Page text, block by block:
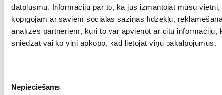
datplūsmu. Informāciju par to, kā jūs izmantojat mūsu
kopīgojam ar saviem sociālās saziņas līdzekļu,
analīzes partneriem, kuri to var apvienot ar citu informāciju,
sniedzat vai ko viņi apkopo, kad lietojat viņu pakalpojumus.
izvēle
Nepieciešams
€ 1198.00
ДОБАВИТЬ В КОРЗИНУ